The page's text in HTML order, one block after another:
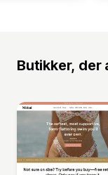
Butikker, der